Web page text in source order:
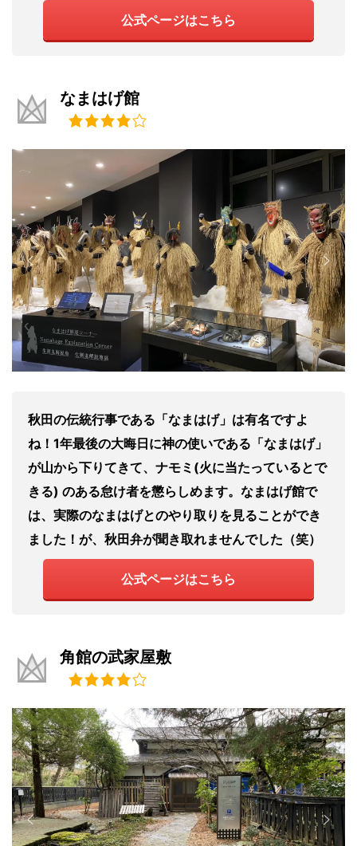
公式ページはこちら
なまはげ館
秋田の伝統行事である「なまはげ」は有名ですよ
ね！1年最後の大晦日に神の使いである「なまはげ」
が山から下りてきて、ナモミ(火に当たっているとで
きる) のある怠け者を懲らしめます。なまはげ館で
は、実際のなまはげとのやり取りを見ることができ
ました！が、秋田弁が聞き取れませんでした（笑）
公式ページはこちら
角館の武家屋敷